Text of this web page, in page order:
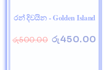
රන් දිවයින - Golden Island
රු500.00 රු450.00